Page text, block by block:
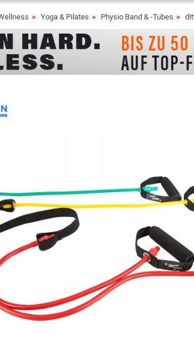
Yoga & Pilates Physio Band & -Tubes